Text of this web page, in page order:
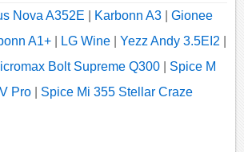
Nova A352E Karbonn A3| Gionee
A1+ LG Wine Yezz Andy 3.5EI2
Bolt Supreme Q300
Spice M
Pro| Spice Mi 355 Stellar Craze